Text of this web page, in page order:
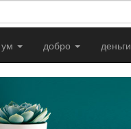
ум добро деньги